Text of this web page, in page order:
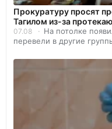
Прокуратуру просят
Тагилом из-за
07.08
На потолке
перевели в другие